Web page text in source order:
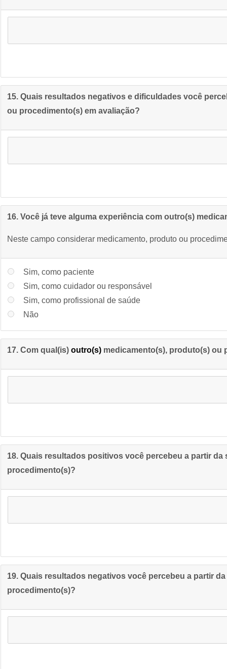
15. Quais resultados negativos e dificuldades você
ou procedimento(s) em avaliação?
16. Você já teve alguma experiência com outro(s)
Neste campo considerar medicamento, produto ou
Sim, como paciente
Sim, como cuidador ou responsável
Sim, como profissional de saúde
Não
17. Com qual(is)outro(s) medicamento(s), produto(s) ou
18. Quais resultados positivos você percebeu a partir
procedimento(s)?
19. Quais resultados negativos você percebeu a partir
procedimento(s)?